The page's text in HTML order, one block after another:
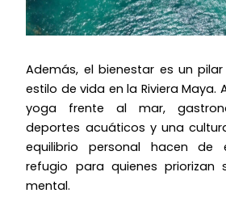
Además, el bienestar es un
estilo de vida en la Riviera Maya.
yoga frente al mar,
deportes acuáticos y una
equilibrio personal hacen de
refugio para quienes priorizan
mental.